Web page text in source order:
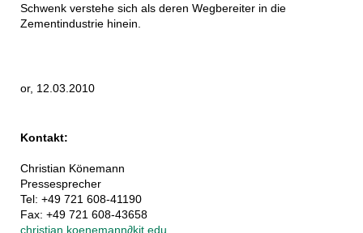
Schwenk verstehe sich als deren Wegbereiter in die
Zementindustrie hinein.
or, 12.03.2010
Kontakt:
Christian Könemann
Pressesprecher
Tel: +49 721 608-41190
Fax: +49 721 608-43658
christian koenemann∂kit edu